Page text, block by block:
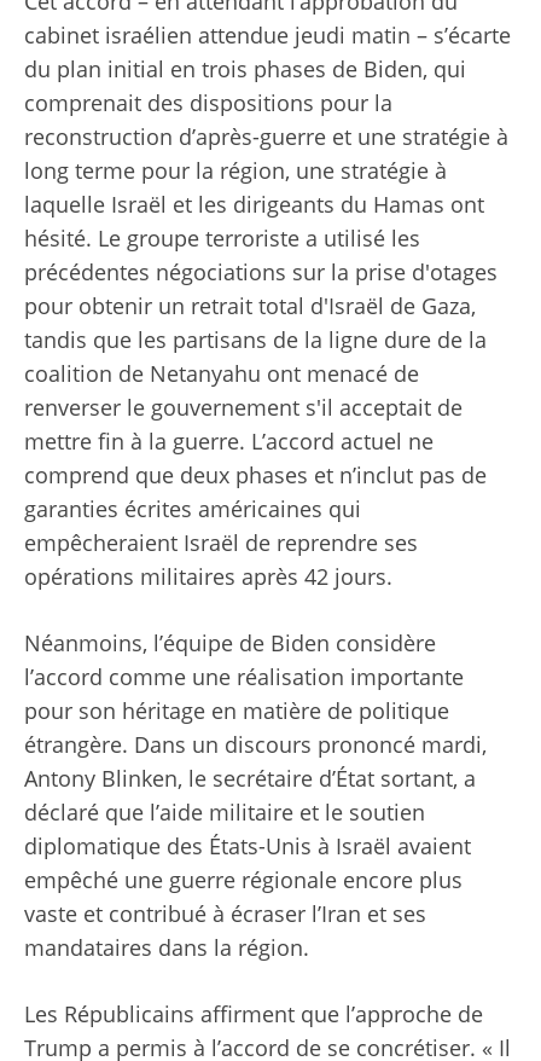
cabinet israélien attendue jeudi matin – s’écarte
du plan initial en trois phases de Biden, qui
comprenait des dispositions pour la
reconstruction d’après-guerre et une stratégie à
long terme pour la région, une stratégie à
laquelle Israël et les dirigeants du Hamas ont
hésité. Le groupe terroriste a utilisé les
précédentes négociations sur la prise d'otages
pour obtenir un retrait total d'Israël de Gaza,
tandis que les partisans de la ligne dure de la
coalition de Netanyahu ont menacé de
renverser le gouvernement s'il acceptait de
mettre fin à la guerre. L’accord actuel ne
comprend que deux phases et n’inclut pas de
garanties écrites américaines qui
empêcheraient Israël de reprendre ses
opérations militaires après 42 jours.
Néanmoins, l’équipe de Biden considère
l’accord comme une réalisation importante
pour son héritage en matière de politique
étrangère. Dans un discours prononcé mardi,
Antony Blinken, le secrétaire d’État sortant, a
déclaré que l’aide militaire et le soutien
diplomatique des États-Unis à Israël avaient
empêché une guerre régionale encore plus
vaste et contribué à écraser l’Iran et ses
mandataires dans la région.
Les Républicains affirment que l’approche de
Trump a permis à l’accord de se concrétiser. « Il